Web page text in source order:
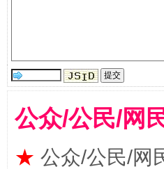
公众/公民/网
★ 公众/公民/网